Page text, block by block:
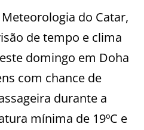
do Catar,
de tempo e clima
domingo em Doha
com chance de
durante a
mínima de 19ºC e